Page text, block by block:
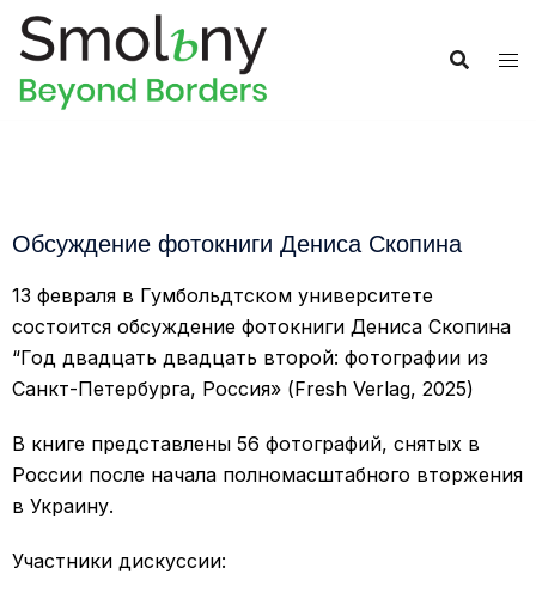
Обсуждение фотокниги Дениса Скопина
13 февраля в Гумбольдтском университете
состоится обсуждение фотокниги Дениса Скопина
“Год двадцать двадцать второй: фотографии из
Санкт-Петербурга, Россия» (Fresh Verlag, 2025)
В книге представлены 56 фотографий, снятых в
России после начала полномасштабного вторжения
в Украину.
Участники дискуссии: